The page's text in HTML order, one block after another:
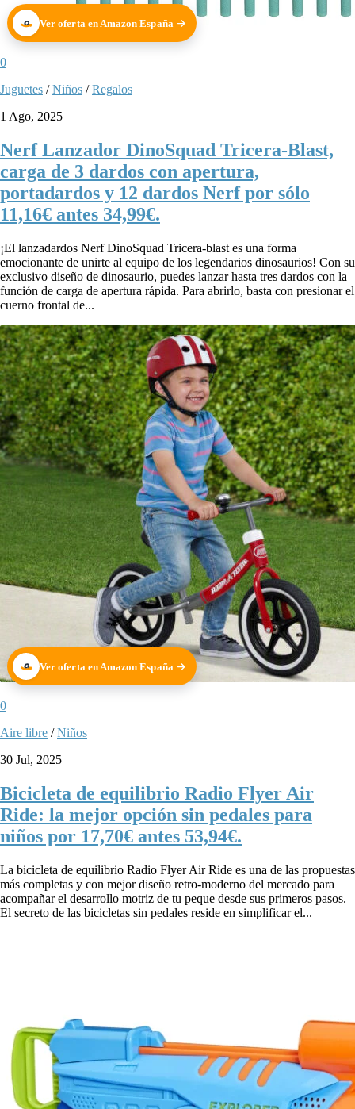
Ver oferta en Amazon España
0
Juguetes /Niños /Regalos
1 Ago, 2025
Nerf Lanzador DinoSquad Tricera-Blast,
carga de 3 dardos con apertura,
portadardos y 12 dardos Nerf por sólo
11,16€ antes 34,99€.
¡El lanzadardos Nerf DinoSquad Tricera-blast es una forma
emocionante de unirte al equipo de los legendarios dinosaurios! Con su
exclusivo diseño de dinosaurio, puedes lanzar hasta tres dardos con la
función de carga de apertura rápida. Para abrirlo, basta con presionar el
cuerno frontal de...
Ver oferta en Amazon España
0
Aire libre /Niños
30 Jul, 2025
Bicicleta de equilibrio Radio Flyer Air
Ride: la mejor opción sin pedales para
niños por 17,70€ antes 53,94€.
La bicicleta de equilibrio Radio Flyer Air Ride es una de las propuestas
más completas y con mejor diseño retro-moderno del mercado para
acompañar el desarrollo motriz de tu peque desde sus primeros pasos.
El secreto de las bicicletas sin pedales reside en simplificar el...